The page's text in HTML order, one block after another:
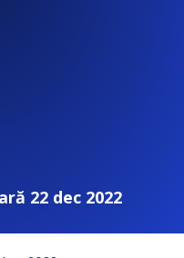
22 dec 2022